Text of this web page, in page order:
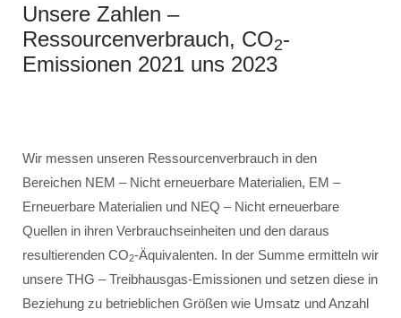
Unsere Zahlen –
Ressourcenverbrauch, CO2-
Emissionen 2021 uns 2023
Wir messen unseren Ressourcenverbrauch in den
Bereichen NEM – Nicht erneuerbare Materialien, EM –
Erneuerbare Materialien und NEQ – Nicht erneuerbare
Quellen in ihren Verbrauchseinheiten und den daraus
resultierenden CO2-Äquivalenten. In der Summe ermitteln wir
unsere THG – Treibhausgas-Emissionen und setzen diese in
Beziehung zu betrieblichen Größen wie Umsatz und Anzahl